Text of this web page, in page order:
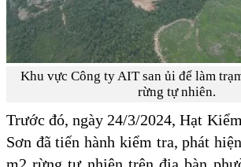
Khu vực Công ty AIT san ủi để làm
rừng tự nhiên.
Trước đó, ngày 24/3/2024, Hạt
Sơn đã tiến hành kiểm tra, phát
m2 rừng tự nhiên trên địa bàn